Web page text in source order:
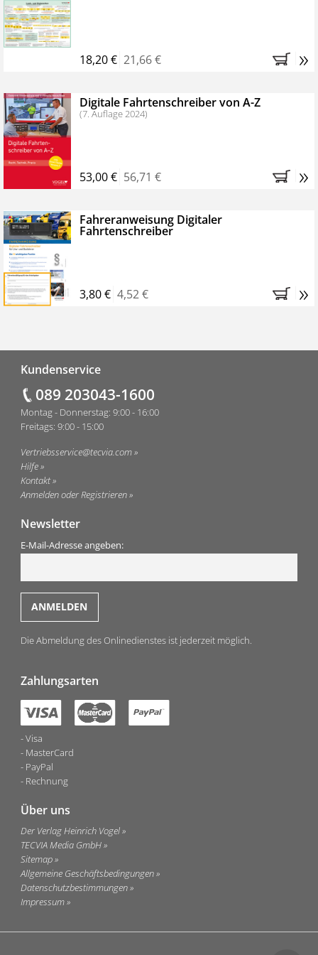
Bestellen Sie jetzt das VerkehrsRundschau Profipaket im
Kennenlern-Abo für zwei Monate (inkl. der derzeitig
Monaten brauchen Sie nichts weiter tun, das
Abonnement endet automatisch, es entstehen keine
weiteren Verpflichtungen.
18,20 € 21,66 € »
Digitale Fahrtenschreiber von A-Z
(7. Auflage 2024)
53,00 € 56,71 € »
Fahreranweisung Digitaler
Fahrtenschreiber
3,80 € 4,52 € »
Kundenservice
089 203043-1600
Montag - Donnerstag: 9:00 - 16:00
Freitags: 9:00 - 15:00
Vertriebsservice@tecvia.com
Hilfe
Kontakt
Anmelden oder Registrieren
Newsletter
E-Mail-Adresse angeben:
Die Abmeldung des Onlinedienstes ist jederzeit möglich.
Zahlungsarten
Visa
MasterCard
PayPal
Rechnung
Über uns
Der Verlag Heinrich Vogel
TECVIA Media GmbH
Sitemap
Allgemeine Geschäftsbedingungen
Datenschutzbestimmungen
Impressum